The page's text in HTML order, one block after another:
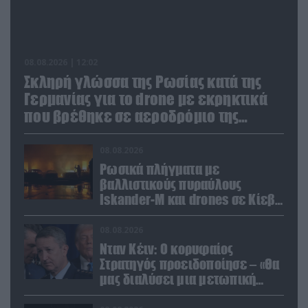
Σκληρή γλώσσα της Ρωσίας κατά της
Γερμανίας για το drone με εκρηκτικά
που βρέθηκε σε αεροδρόμιο της
Λειψίας
Ρωσικά πλήγματα με
βαλλιστικούς πυραύλους
Iskander-M και drones σε Κίεβο
και Ντνιπροπετρόφσκ: Ισχυρές
Νταν Κέιν: Ο κορυφαίος
Στρατηγός προειδοποίησε – «Θα
μας διαλύσει μια μετωπική
σύγκρουση με το Ιράν» – Τι